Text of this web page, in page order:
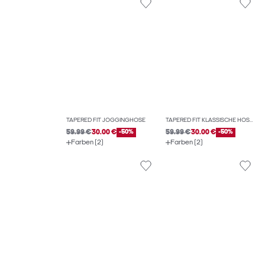
TAPERED FIT JOGGINGHOSE
59.99 €30.00 € -50%
Farben (2)
TAPERED FIT KLASSISCHE HOSEN
59.99 €30.00 € -50%
Farben (2)